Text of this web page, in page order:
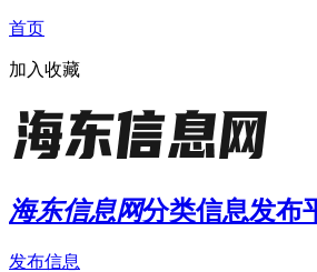
首页
加入收藏
海东信息网分类信息发布
发布信息